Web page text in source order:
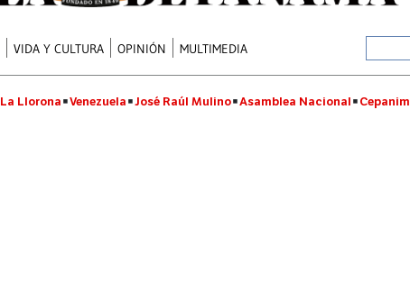
VIDA Y CULTURA OPINIÓN MULTIMEDIA
La Llorona Venezuela José Raúl Mulino Asamblea Nacional Cepanim